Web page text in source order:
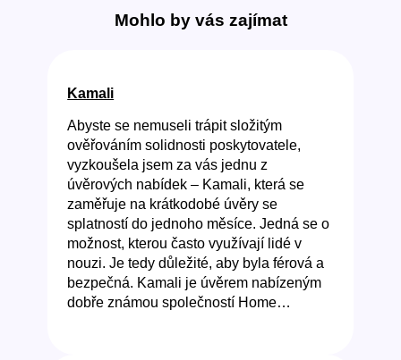
Mohlo by vás zajímat
Kamali
Abyste se nemuseli trápit složitým
ověřováním solidnosti poskytovatele,
vyzkoušela jsem za vás jednu z
úvěrových nabídek – Kamali, která se
zaměřuje na krátkodobé úvěry se
splatností do jednoho měsíce. Jedná se o
možnost, kterou často využívají lidé v
nouzi. Je tedy důležité, aby byla férová a
bezpečná. Kamali je úvěrem nabízeným
dobře známou společností Home…